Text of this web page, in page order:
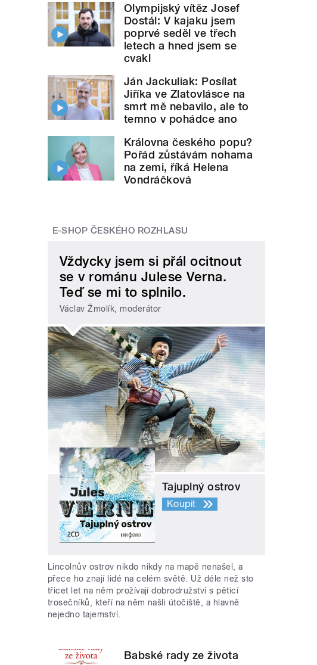
Olympijský vítěz Josef
Dostál: V kajaku jsem
poprvé seděl ve třech
letech a hned jsem se
cvakl
Ján Jackuliak: Posílat
Jiříka ve Zlatovlásce na
smrt mě nebavilo, ale to
temno v pohádce ano
Královna českého popu?
Pořád zůstávám nohama
na zemi, říká Helena
Vondráčková
E-SHOP ČESKÉHO ROZHLASU
Vždycky jsem si přál ocitnout
se v románu Julese Verna.
Teď se mi to splnilo.
Václav Žmolík, moderátor
Tajuplný ostrov
Koupit
Lincolnův ostrov nikdo nikdy na mapě nenašel, a
přece ho znají lidé na celém světě. Už déle než sto
třicet let na něm prožívají dobrodružství s pěticí
trosečníků, kteří na něm našli útočiště, a hlavně
nejedno tajemství.
Babské rady ze života